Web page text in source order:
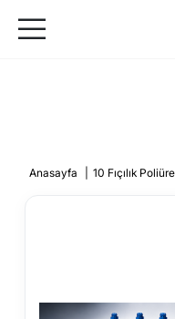
Anasayfa 10 Fıçılık